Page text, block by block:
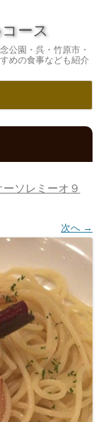
ース
公園・呉・竹原市・
めの食事なども紹介
ーソレミーオ９
次へ →